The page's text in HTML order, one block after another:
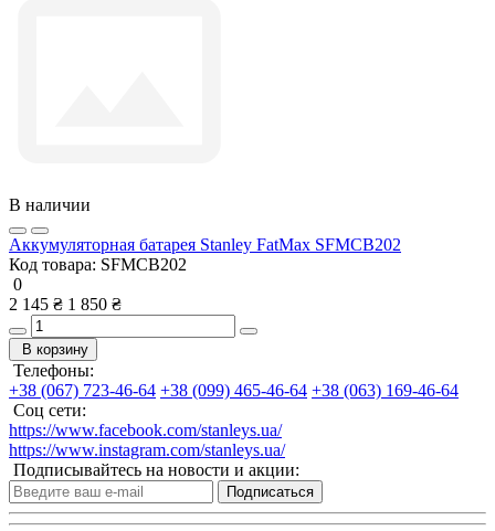
В наличии
Аккумуляторная батарея Stanley FatMax SFMCB202
Код товара: SFMCB202
0
2 145 ₴ 1 850 ₴
В корзину
Телефоны:
+38 (067) 723-46-64 +38 (099) 465-46-64 +38 (063) 169-46-64
Соц сети:
https://www.facebook.com/stanleys.ua/
https://www.instagram.com/stanleys.ua/
Подписывайтесь на новости и акции:
Подписаться